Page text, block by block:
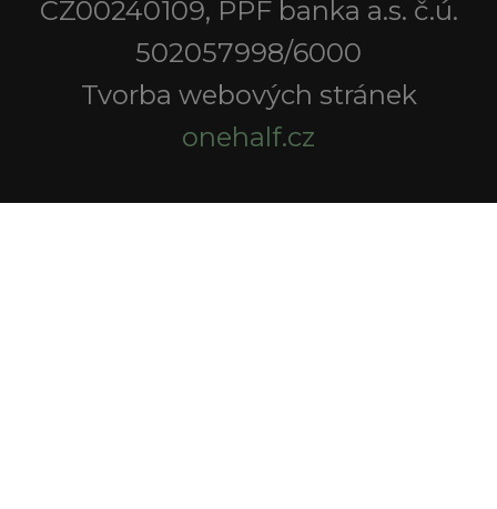
CZ00240109, PPF banka a.s. č.ú.
502057998/6000
Tvorba webových stránek
onehalf.cz